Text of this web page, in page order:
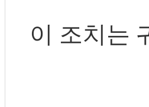
이 조치는